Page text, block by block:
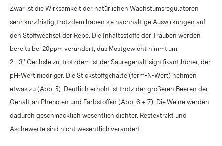
Zwar ist die Wirksamkeit der natürlichen Wachstumsregulatoren
sehr kurzfristig, trotzdem haben sie nachhaltige Auswirkungen auf
den Stoffwechsel der Rebe. Die Inhaltsstoffe der Trauben werden
bereits bei 20ppm verändert, das Mostgewicht nimmt um
2 - 3° Oechsle zu, trotzdem ist der Säuregehalt signifikant höher, der
pH-Wert niedriger. Die Stickstoffgehalte (ferm-N-Wert) nehmen
etwas zu (Abb. 5). Deutlich erhöht ist trotz der größeren Beeren der
Gehalt an Phenolen und Farbstoffen (Abb. 6 + 7). Die Weine werden
dadurch geschmacklich wesentlich dichter. Restextrakt und
Aschewerte sind nicht wesentlich verändert.